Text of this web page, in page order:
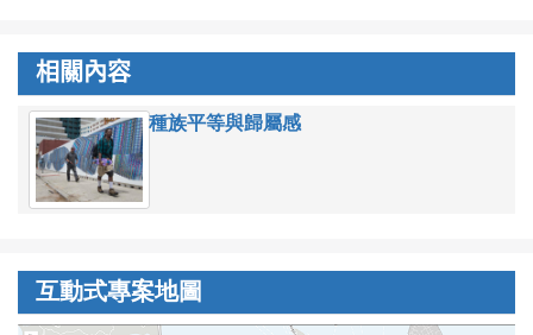
相關內容
種族平等與歸屬感
互動式專案地圖